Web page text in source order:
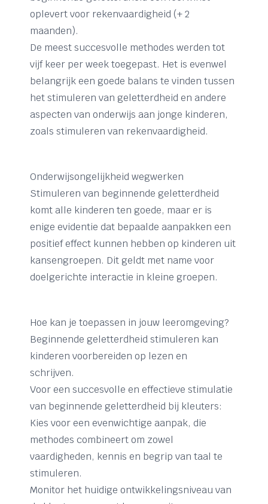
oplevert voor rekenvaardigheid (+ 2
maanden).
De meest succesvolle methodes werden tot
vijf keer per week toegepast. Het is evenwel
belangrijk een goede balans te vinden tussen
het stimuleren van geletterdheid en andere
aspecten van onderwijs aan jonge kinderen,
zoals stimuleren van rekenvaardigheid.
Onderwijsongelijkheid wegwerken
Stimuleren van beginnende geletterdheid
komt alle kinderen ten goede, maar er is
enige evidentie dat bepaalde aanpakken een
positief effect kunnen hebben op kinderen uit
kansengroepen. Dit geldt met name voor
doelgerichte interactie in kleine groepen.
Hoe kan je toepassen in jouw leeromgeving?
Beginnende geletterdheid stimuleren kan
kinderen voorbereiden op lezen en
schrijven.
Voor een succesvolle en effectieve stimulatie
van beginnende geletterdheid bij kleuters:
Kies voor een evenwichtige aanpak, die
methodes combineert om zowel
vaardigheden, kennis en begrip van taal te
stimuleren.
Monitor het huidige ontwikkelingsniveau van